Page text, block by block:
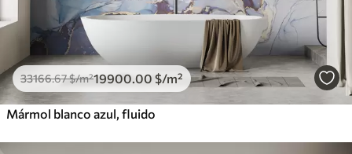
33166.67$/m²19900.00 $/m²
Mármol blanco azul, fluido